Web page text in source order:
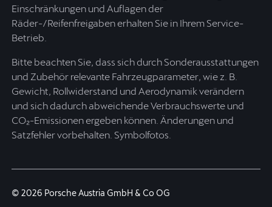
Einschränkungen und Auflagen der
Räder-/Reifenfreigaben erhalten Sie in Ihrem Service-
Betrieb.
Bitte beachten Sie, dass sich durch Sonderausstattungen
und Zubehör relevante Fahrzeugparameter, wie z. B.
Gewicht, Rollwiderstand und Aerodynamik verändern
und sich dadurch abweichende Verbrauchswerte und
CO₂-Emissionen ergeben können. Änderungen und
Satzfehler vorbehalten. Symbolfotos.
© 2026 Porsche Austria GmbH & Co OG